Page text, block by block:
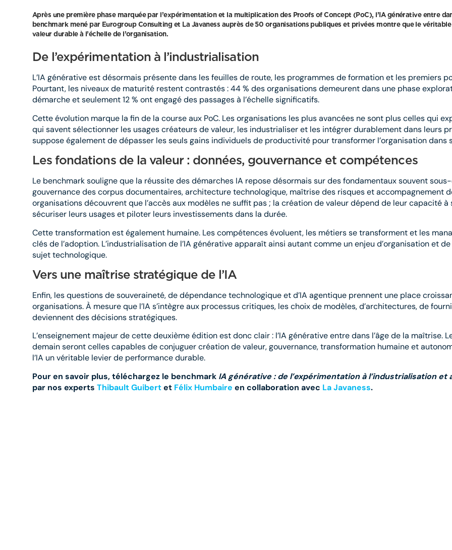
Après une première phase marquée par l’expérimentation et la multiplication des Proofs of Concept (PoC), l’IA générative entre
benchmark mené par Eurogroup Consulting et La Javaness auprès de 50 organisations publiques et privées montre que le véritable
valeur durable à l’échelle de l’organisation.
De l’expérimentation à l’industrialisation
L’IA générative est désormais présente dans les feuilles de route, les programmes de formation et les premiers
Pourtant, les niveaux de maturité restent contrastés : 44 % des organisations demeurent dans une phase
démarche et seulement 12 % ont engagé des passages à l’échelle significatifs.
Cette évolution marque la fin de la course aux PoC. Les organisations les plus avancées ne sont plus celles qui
qui savent sélectionner les usages créateurs de valeur, les industrialiser et les intégrer durablement dans leurs
suppose également de dépasser les seuls gains individuels de productivité pour transformer l’organisation dans
Les fondations de la valeur : données, gouvernance et compétences
Le benchmark souligne que la réussite des démarches IA repose désormais sur des fondamentaux souvent sous-
gouvernance des corpus documentaires, architecture technologique, maîtrise des risques et accompagnement
organisations découvrent que l’accès aux modèles ne suffit pas ; la création de valeur dépend de leur capacité
sécuriser leurs usages et piloter leurs investissements dans la durée.
Cette transformation est également humaine. Les compétences évoluent, les métiers se transforment et les
clés de l’adoption. L’industrialisation de l’IA générative apparaît ainsi autant comme un enjeu d’organisation et de
sujet technologique.
Vers une maîtrise stratégique de l’IA
Enfin, les questions de souveraineté, de dépendance technologique et d’IA agentique prennent une place
organisations. À mesure que l’IA s’intègre aux processus critiques, les choix de modèles, d’architectures, de
deviennent des décisions stratégiques.
L’enseignement majeur de cette deuxième édition est donc clair : l’IA générative entre dans l’âge de la maîtrise.
demain seront celles capables de conjuguer création de valeur, gouvernance, transformation humaine et
l’IA un véritable levier de performance durable.
Pour en savoir plus, téléchargez le benchmark IA générative : de l’expérimentation à l’industrialisation et
par nos experts Thibault Guibertet Félix Humbaire en collaboration avec La Javaness.